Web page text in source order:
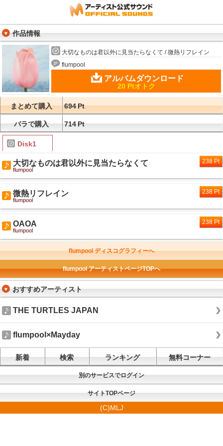
作品情報
大切なものは君以外に見当たらなくて / 微熱リフレイン
flumpool
アルバムダウンロード
20 Ptオトク
まとめて購入 694Pt
バラで購入 714Pt
Disk1
大切なものは君以外に見当たらなくて
flumpool
238 Pt
微熱リフレイン
flumpool
238 Pt
OAOA
flumpool
238 Pt
flumpool ディスコグラフィーへ
flumpool アーティストページTOPへ
おすすめアーティスト
THE TURTLES JAPAN
flumpool×Mayday
新着 検索 ランキング 無料コーナー
別のサービスでログイン
サイトTOPページ
(C)MLJ